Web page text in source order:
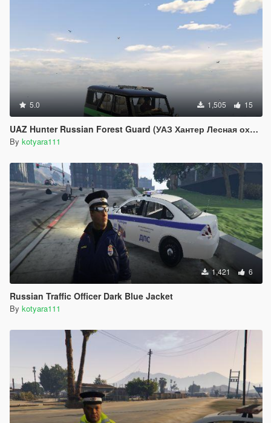
5.0 1,505 15
UAZ Hunter Russian Forest Guard (УАЗ Хантер Лесная охрана)
By kotyara111
1,421 6
Russian Traffic Officer Dark Blue Jacket
By kotyara111